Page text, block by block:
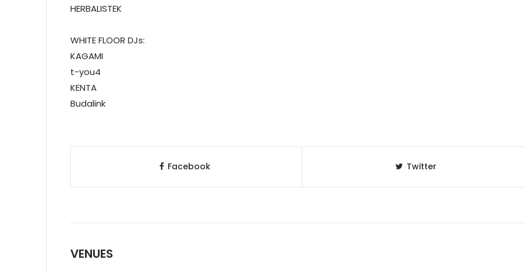
HERBALISTEK
WHITE FLOOR DJs:
KAGAMI
t-you4
KENTA
Budalink
Facebook Twitter
VENUES